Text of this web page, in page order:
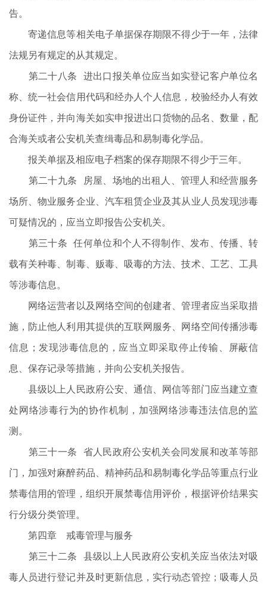
告。
寄递信息等相关电子单据保存期限不得少于一年，法律
法规另有规定的从其规定。
第二十八条 进出口报关单位应当如实登记客户单位名
称、统一社会信用代码和经办人个人信息，校验经办人有效
身份证件，并向海关如实申报进出口货物的品名、数量，配
合海关或者公安机关查缉毒品和易制毒化学品。
报关单据及相应电子档案的保存期限不得少于三年。
第二十九条 房屋、场地的出租人、管理人和经营服务
场所、物业服务企业、汽车租赁企业及其从业人员发现涉毒
可疑情况的，应当立即报告公安机关。
第三十条 任何单位和个人不得制作、发布、传播、转
载有关种毒、制毒、贩毒、吸毒的方法、技术、工艺、工具
等涉毒信息。
网络运营者以及网络空间的创建者、管理者应当采取措
施，防止他人利用其提供的互联网服务、网络空间传播涉毒
信息；发现涉毒信息的，应当立即采取停止传输、屏蔽信
息、保存记录等措施，并向公安机关报告。
县级以上人民政府公安、通信、网信等部门应当建立查
处网络涉毒行为的协作机制，加强网络涉毒违法信息的监
测。
第三十一条 省人民政府公安机关会同发展和改革等部
门，加强对麻醉药品、精神药品和易制毒化学品等重点行业
禁毒信用的管理，组织开展禁毒信用评价，根据评价结果实
行分级分类管理。
第四章 戒毒管理与服务
第三十二条 县级以上人民政府公安机关应当依法对吸
毒人员进行登记并及时更新信息，实行动态管控；吸毒人员